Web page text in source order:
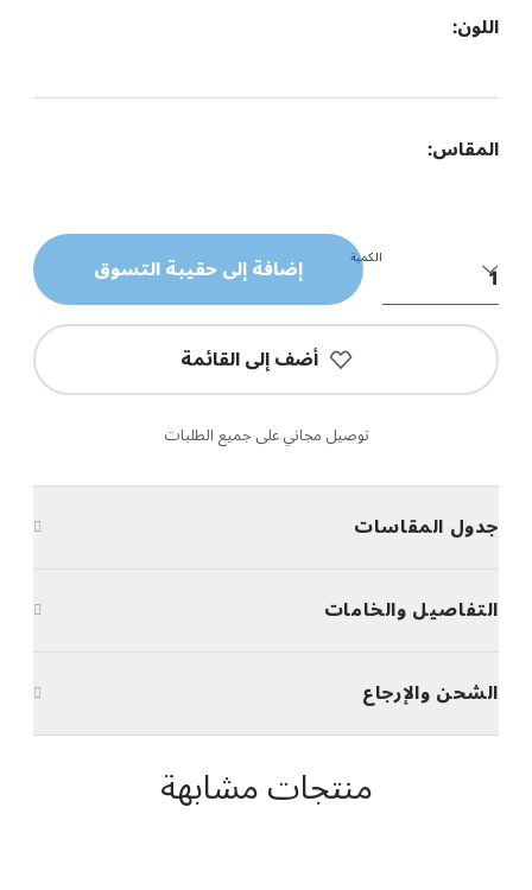
اللون:
المقاس:
الكمية إضافة إلى حقيبة التسوق
أضف إلى القائمة
توصيل مجاني على جميع الطلبات
جدول المقاسات
التفاصيل والخامات
الشحن والإرجاع
منتجات مشابهة